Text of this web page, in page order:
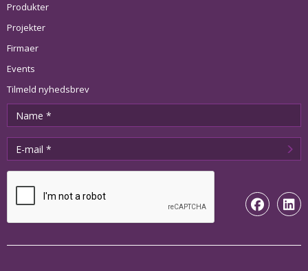
Produkter
Projekter
Firmaer
Events
Tilmeld nyhedsbrev